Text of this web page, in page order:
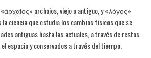
archaios, viejo o antiguo, y «λόγος»
la ciencia que estudia los cambios físicos que se
antiguas hasta las actuales, a través de restos
espacio y conservados a través del tiempo.